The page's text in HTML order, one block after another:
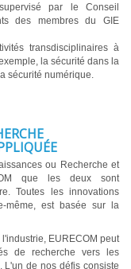
par le Conseil
des membres du GIE
transdisciplinaires à
la sécurité dans la
sécurité numérique.
ou Recherche et
que les deux sont
Toutes les innovations
même, est basée sur la
EURECOM peut
de recherche vers les
L'un de nos défis consiste